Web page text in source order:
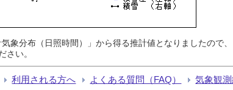
象分布（日照時間）」から得る推計値となりましたので
さい。
利用される方へ よくある質問（FAQ） 気象観